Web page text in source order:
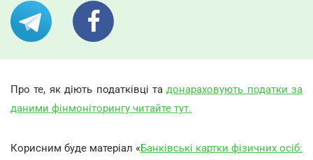
Про те, як діють податківці тадонараховують податки за
даними фінмоніторингу читайте тут.
Корисним буде матеріал «Банківські картки фізичних осіб: